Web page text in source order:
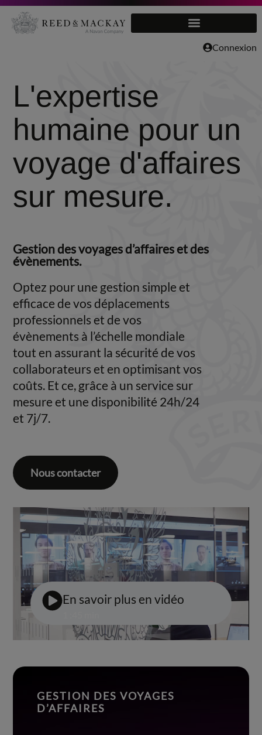
Aller
Connexion
Gestion des voyages d’affaires et des
évènements.
Optez pour une gestion simple et
efficace de vos déplacements
professionnels et de vos
évènements à l’échelle mondiale
tout en assurant la sécurité de vos
collaborateurs et en optimisant vos
coûts. Et ce, grâce à un service sur
mesure et une disponibilité 24h/24
et 7j/7.
Nous contacter
L'expertise
humaine pour un
voyage d'affaires
sur mesure.
En savoir plus en vidéo
GESTION DES VOYAGES
D’AFFAIRES